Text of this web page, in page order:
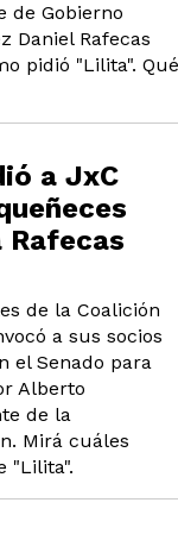
de Gobierno
Daniel Rafecas
pidió "Lilita". Qué
a JxC
Rafecas
de la Coalición
a sus socios
el Senado para
Alberto
de la
Mirá cuáles
"Lilita".